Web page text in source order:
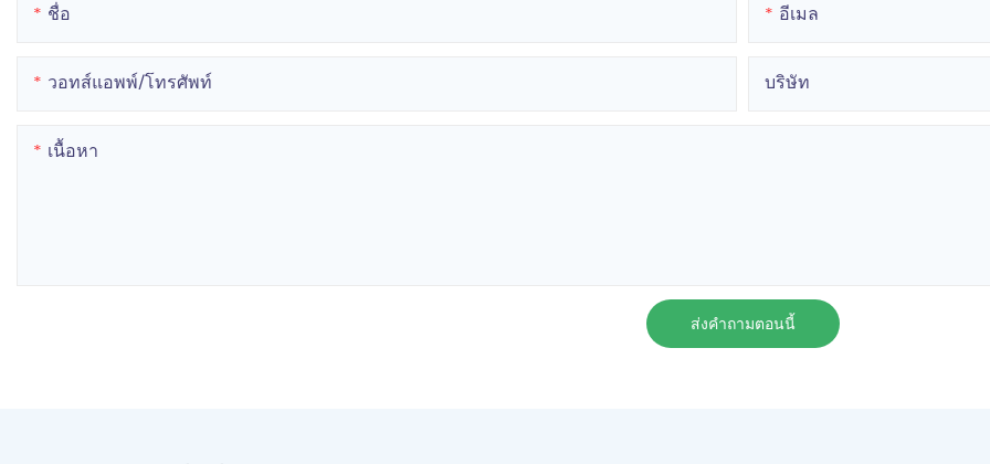
ชื่อ อีเมล
วอทส์แอพพ์/โทรศัพท์ บริษัท
เนื้อหา
ส่งคำถามตอนนี้